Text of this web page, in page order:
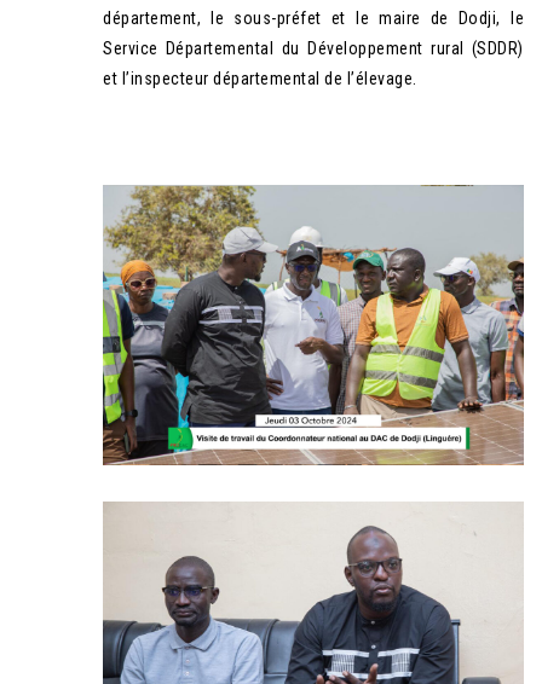
département, le sous-préfet et le maire de Dodji, le
Service Départemental du Développement rural (SDDR)
et l’inspecteur départemental de l’élevage.